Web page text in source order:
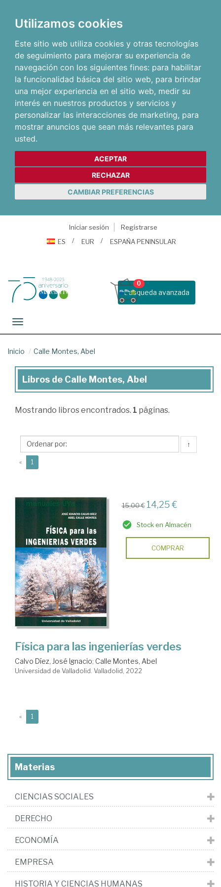
Utilizamos cookies
Este sitio web utiliza cookies y otras tecnologías
de seguimiento para mejorar su experiencia de
navegación con los siguientes fines: para habilitar
la funcionalidad básica del sitio web, para brindar
una mejor experiencia en el sitio web, medir su
interés en nuestros productos y servicios y
personalizar las interacciones de marketing, para
mostrar anuncios que sean más relevantes para
usted.
ACEPTAR
RECHAZAR
CAMBIAR PREFERENCIAS
Iniciar sesión
Registrarse
ES
EUR ESPAÑA PENINSULAR
Busqueda avanzada
0
Toggle navigation
Inicio Calle Montes, Abel
Libros
Calle
Abel
Libros de Calle Montes, Abel
Mostrando libros encontrados. 1 páginas.
↑
« 1
15,00 € 14,25 €
Stock en Almacén
COMPRAR
Física para las ingenierías verdes
Calvo Díez, José Ignacio; Calle Montes, Abel
Universidad de Valladolid. Valladolid, 2022
« 1
Materias
CIENCIAS SOCIALES
DERECHO
ECONOMÍA
EMPRESA
HISTORIA Y CIENCIAS HUMANAS